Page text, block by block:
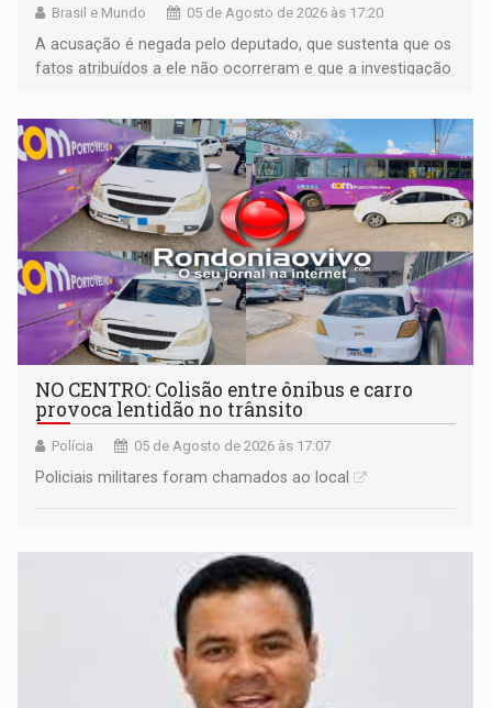
Brasil e Mundo 05 de Agosto de 2026 às 17:20
A acusação é negada pelo deputado, que sustenta que os
fatos atribuídos a ele não ocorreram e que a investigação
NO CENTRO: Colisão entre ônibus e carro
provoca lentidão no trânsito
Polícia 05 de Agosto de 2026 às 17:07
Policiais militares foram chamados ao local